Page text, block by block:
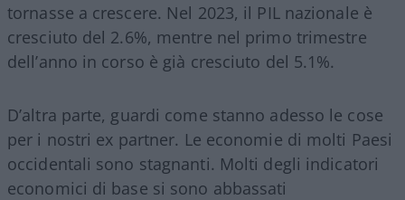
tornasse a crescere. Nel 2023, il PIL nazionale è
cresciuto del 2.6%, mentre nel primo trimestre
dell’anno in corso è già cresciuto del 5.1%.
D’altra parte, guardi come stanno adesso le cose
per i nostri ex partner. Le economie di molti Paesi
occidentali sono stagnanti. Molti degli indicatori
economici di base si sono abbassati